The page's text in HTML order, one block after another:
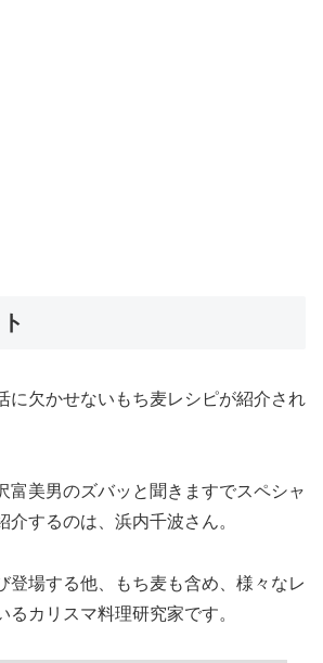
に欠かせないもち麦レシピが紹介され
富美男のズバッと聞きますでスペシャ
介するのは、浜内千波さん。
登場する他、もち麦も含め、様々なレ
るカリスマ料理研究家です。